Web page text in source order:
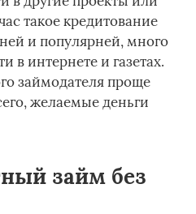
такое кредитование
и популярней, много
в интернете и газетах.
займодателя проще
желаемые деньги
займ без